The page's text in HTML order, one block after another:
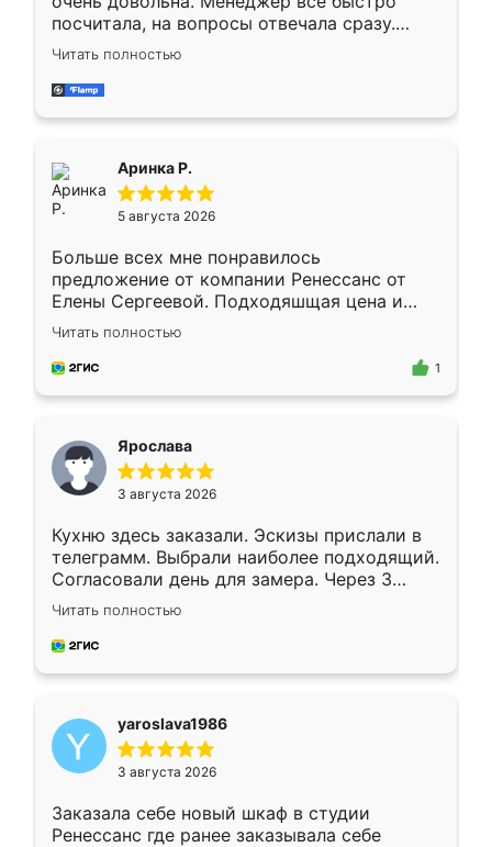
посчитала, на вопросы отвечала сразу.
Замерщик приехал в субботу, подошёл к
делу со всей ответственностью. Собрали
за день, ребята работали аккуратно, даже
Читать полностью
Аринка Р.
5 августа 2026
Больше всех мне понравилось
предложение от компании Ренессанс от
Елены Сергеевой. Подходяшщая цена и
короткие сроки изготовления. Приехавший
для замера сотрудник Владислав
предложил по моему эскизу самый
Читать полностью
1
Ярослава
3 августа 2026
Кухню здесь заказали. Эскизы прислали в
телеграмм. Выбрали наиболее подходящий.
Согласовали день для замера. Через 3
недели кухня была уже готова. Остались
довольны работой. Спасибо Ренессанс
мебель за качественную работу!
Читать полностью
yaroslava1986
3 августа 2026
Заказала себе новый шкаф в студии
Ренессанс где ранее заказывала себе